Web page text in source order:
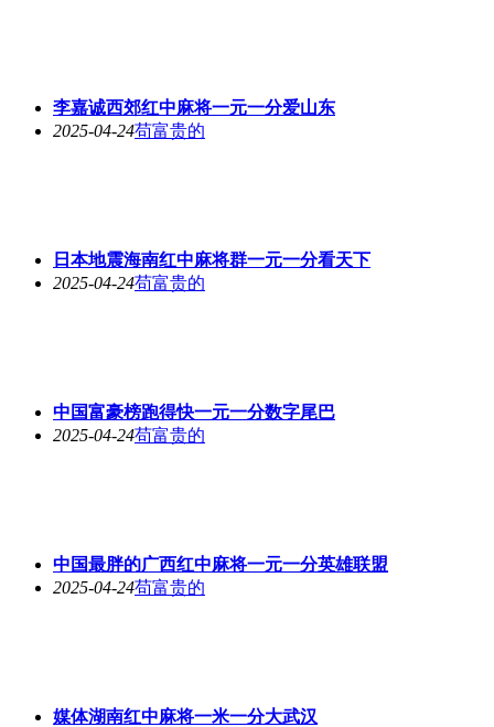
李嘉诚西郊红中麻将一元一分爱山东
2025-04-24苟富贵的
日本地震海南红中麻将群一元一分看天下
2025-04-24苟富贵的
中国富豪榜跑得快一元一分数字尾巴
2025-04-24苟富贵的
中国最胖的广西红中麻将一元一分英雄联盟
2025-04-24苟富贵的
媒体湖南红中麻将一米一分大武汉